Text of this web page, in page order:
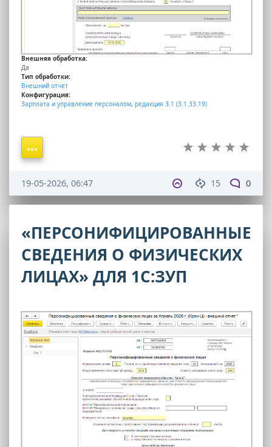
Внешняя обработка:
Да
Тип обработки:
Внешний отчет
Конфигурация:
Зарплата и управление персоналом, редакция 3.1 (3.1.33.19)
15 0
19-05-2026, 06:47
«ПЕРСОНИФИЦИРОВАННЫЕ
СВЕДЕНИЯ О ФИЗИЧЕСКИХ
ЛИЦАХ» ДЛЯ 1С:ЗУП